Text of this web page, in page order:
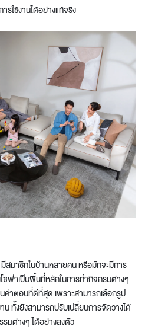
รใช้งานได้อย่างแท้จริง
สมาชิกในบ้านหลายคน หรือมักจะมีการ
ซฟาเป็นพื้นที่หลักในการทำกิจกรมต่างๆ
คำตอบที่ดีที่สุด เพราะสามารถเลือกรูป
ทั้งยังสามารถปรับเปลี่ยนการจัดวางได้
มต่างๆ ได้อย่างลงตัว